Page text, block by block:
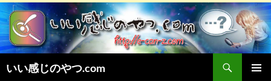
いい感じのやつ.com
索